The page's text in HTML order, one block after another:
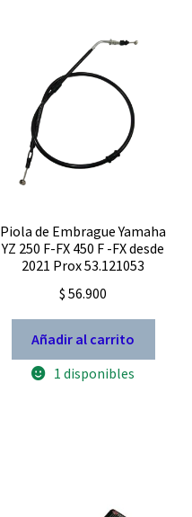
Piola de Embrague Yamaha
YZ 250 F-FX 450 F -FX desde
2021 Prox 53.121053
$ 56.900
Añadir al carrito
1 disponibles